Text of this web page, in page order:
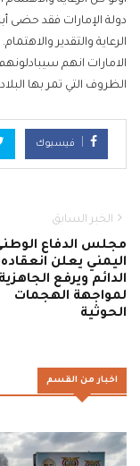
دولة الإمارات فقد حضى
الرعاية والتقدير
الامارات انهم
الظروف التي تمر بها البلاد
فيسبوك
الخبر السابق
مجلس الدفاع
اليمني يعلن انعقاده
الدائم ويرفع الجاهزية
لمواجهة الهجمات
الحوثية
اخبار من القسم